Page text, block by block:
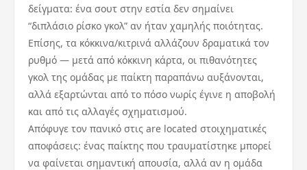
δείγματα: ένα σουτ στην εστία δεν σημαίνει
“διπλάσιο ρίσκο γκολ” αν ήταν χαμηλής ποιότητας.
Επίσης, τα κόκκινα/κιτρινά αλλάζουν δραματικά τον
ρυθμό — μετά από κόκκινη κάρτα, οι πιθανότητες
γκολ της ομάδας με παίκτη παραπάνω αυξάνονται,
αλλά εξαρτώνται από το πόσο νωρίς έγινε η αποβολή
και από τις αλλαγές σχηματισμού.
Απόφυγε τον πανικό στις are located στοιχηματικές
αποφάσεις: ένας παίκτης που τραυματίστηκε μπορεί
να φαίνεται σημαντική απουσία, αλλά αν η ομάδα